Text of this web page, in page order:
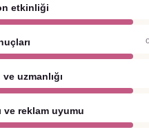
etkinliği
uzmanlığı
ve reklam uyumu